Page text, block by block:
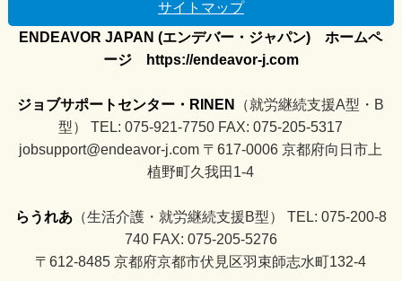
サイトマップ
ENDEAVOR JAPAN (エンデバー・ジャパン) ホームペ
ージ https://endeavor-j.com
ジョブサポートセンター・RINEN
（就労継続支援A型・B
型） TEL: 075-921-7750 FAX: 075-205-5317
jobsupport@endeavor-j.com 〒617-0006 京都府向日市上
植野町久我田1-4
らうれあ（生活介護・就労継続支援B型） TEL: 075-200-8
740 FAX: 075-205-5276
〒612-8485 京都府京都市伏見区羽束師志水町132-4